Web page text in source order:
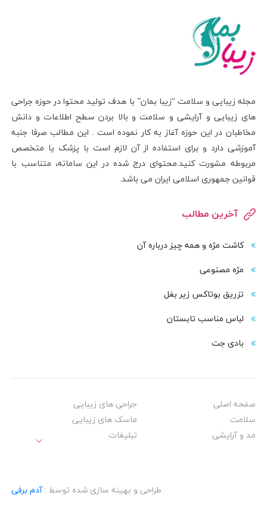
مجله زیبایی و سلامت “زیبا بمان” با هدف تولید محتوا در حوزه جراحی
های زیبایی و آرایشی و سلامت و بالا بردن سطح اطلاعات و دانش
مخاطبان در این حوزه آغاز به کار نموده است . این مطالب صرفا جنبه
آموزشی دارد و برای استفاده از آن لازم است با پزشک یا متخصص
مربوطه مشورت کنید.محتوای درج شده در این سامانه، متناسب با
قوانین جمهوری اسلامی ایران می باشد.
آخرین مطالب
کاشت مژه و همه چیز درباره آن
مژه مصنوعی
تزریق بوتاکس زیر بغل
لباس مناسب تابستان
بادی‌ جت
صفحه اصلی
جراحی های زیبایی
سلامت
ماسک های زیبایی
مد و آرایشی
تبلیغات
طراحی و بهینه سازی شده توسط :آدم برفی